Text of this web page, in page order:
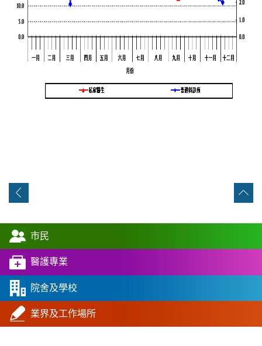
市民
醫護專業
院舍及學校
業界及工作場所